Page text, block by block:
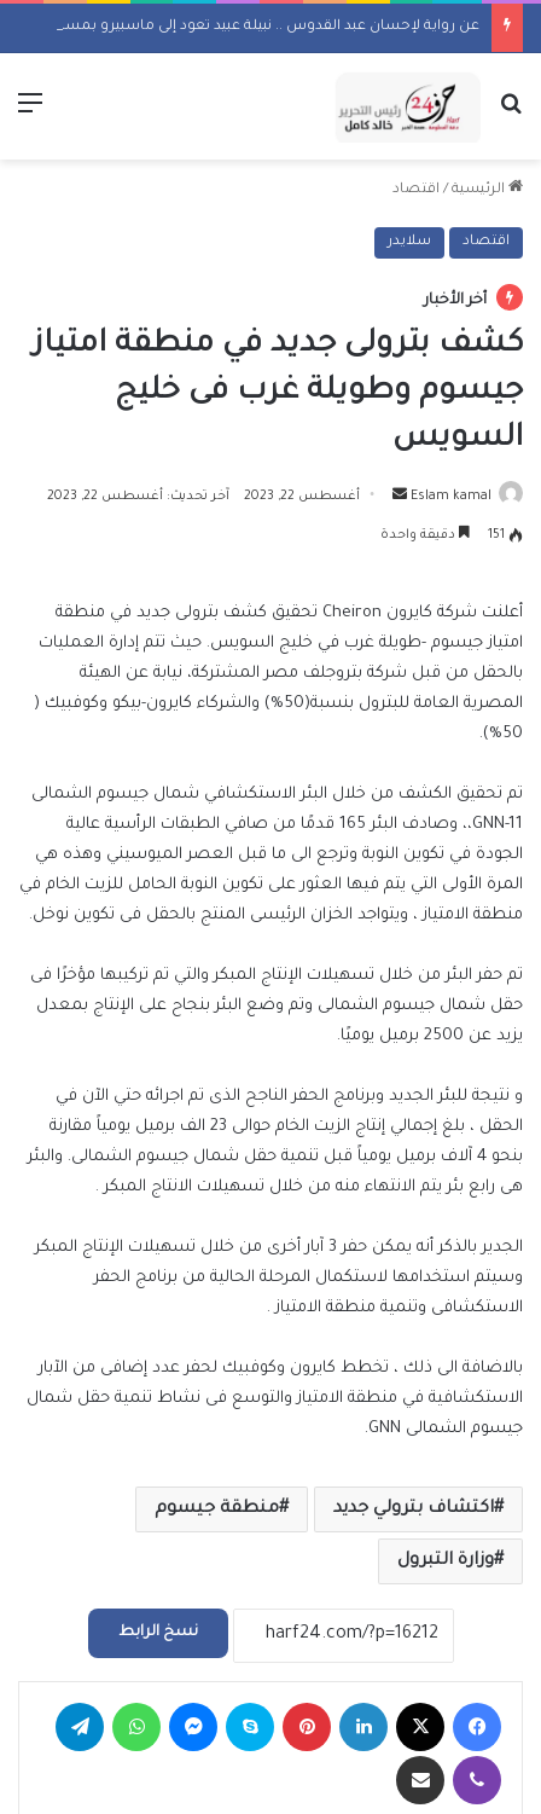
عن رواية لإحسان عبد القدوس .. نبيلة عبيد تعود إلى ماسبيرو بمسلسل إذاعي
بحث عن
الرئيسية / اقتصاد
اقتصاد سلايدر
أخر الأخبار
كشف بترولى جديد في منطقة امتياز
جيسوم وطويلة غرب فى خليج
السويس
Eslam kamal
أرسل أغسطس 22, 2023 آخر تحديث: أغسطس 22, 2023
151 دقيقة واحدة
أعلنت شركة كايرون Cheiron تحقيق كشف بترولى جديد في منطقة
امتياز جيسوم -طويلة غرب في خليج السويس. حيث تتم إدارة العمليات
بالحقل من قبل شركة بتروجلف مصر المشتركة، نيابة عن الهيئة
المصرية العامة للبترول بنسبة(50%) والشركاء كايرون-بيكو وكوفبيك (
50%).
تم تحقيق الكشف من خلال البئر الاستكشافي شمال جيسوم الشمالى
GNN-11،، وصادف البئر 165 قدمًا من صافي الطبقات الرأسية عالية
الجودة في تكوين النوبة وترجع الى ما قبل العصر الميوسيني وهذه هي
المرة الأولى التي يتم فيها العثور على تكوين النوبة الحامل للزيت الخام في
منطقة الامتياز ، ويتواجد الخزان الرئيسى المنتج بالحقل فى تكوين نوخل.
تم حفر البئر من خلال تسهيلات الإنتاج المبكر والتي تم تركيبها مؤخرًا فى
حقل شمال جيسوم الشمالى وتم وضع البئر بنجاح على الإنتاج بمعدل
يزيد عن 2500 برميل يوميًا.
و نتيجة للبئر الجديد وبرنامج الحفر الناجح الذى تم اجرائه حتي الآن في
الحقل ، بلغ إجمالي إنتاج الزيت الخام حوالى 23 الف برميل يومياً مقارنة
بنحو 4 آلاف برميل يومياً قبل تنمية حقل شمال جيسوم الشمالى. والبئر
هى رابع بئر يتم الانتهاء منه من خلال تسهيلات الانتاج المبكر .
الجدير بالذكر أنه يمكن حفر 3 آبار أخرى من خلال تسهيلات الإنتاج المبكر
وسيتم استخدامها لاستكمال المرحلة الحالية من برنامج الحفر
الاستكشافى وتنمية منطقة الامتياز .
بالاضافة الى ذلك ، تخطط كايرون وكوفبيك لحفر عدد إضافى من الآبار
الاستكشافية في منطقة الامتياز والتوسع فى نشاط تنمية حقل شمال
جيسوم الشمالى GNN.
اكتشاف بترولي جديد منطقة جيسوم
وزارة التبرول
نسخ الرابط
فيسبوك لينكدإن بينتيريست سكايب ماسنجر واتساب
ڤايبر مشاركة عبر البريد